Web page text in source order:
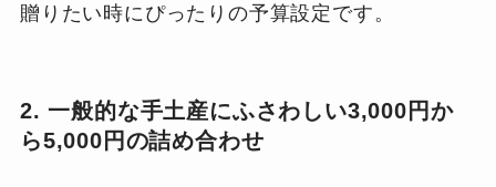
贈りたい時にぴったりの予算設定です。
2. 一般的な手土産にふさわしい3,000円か
ら5,000円の詰め合わせ